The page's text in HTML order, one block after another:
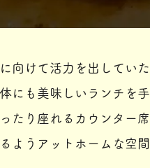
向けて活力を出していた
にも美味しいランチを手
たり座れるカウンター
ようアットホームな空